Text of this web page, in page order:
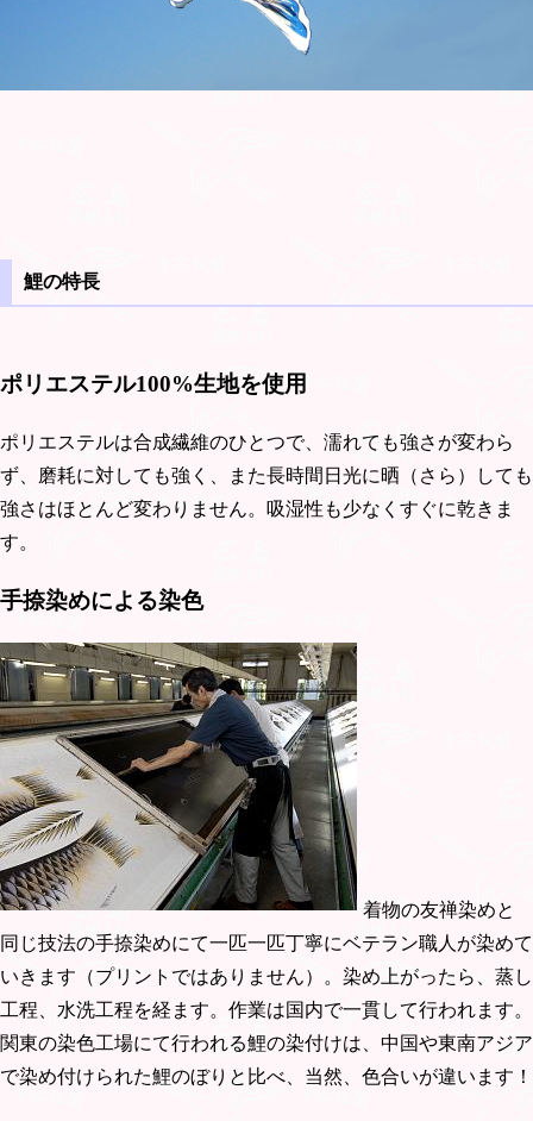
鯉の特長
ポリエステル100%生地を使用
ポリエステルは合成繊維のひとつで、濡れても強さが変わら
ず、磨耗に対しても強く、また長時間日光に晒（さら）しても
強さはほとんど変わりません。吸湿性も少なくすぐに乾きま
す。
手捺染めによる染色
着物の友禅染めと
同じ技法の手捺染めにて一匹一匹丁寧にベテラン職人が染めて
いきます（プリントではありません）。染め上がったら、蒸し
工程、水洗工程を経ます。作業は国内で一貫して行われます。
関東の染色工場にて行われる鯉の染付けは、中国や東南アジア
で染め付けられた鯉のぼりと比べ、当然、色合いが違います！